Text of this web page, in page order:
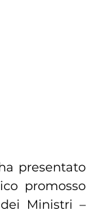
presentato
promosso
Ministri –